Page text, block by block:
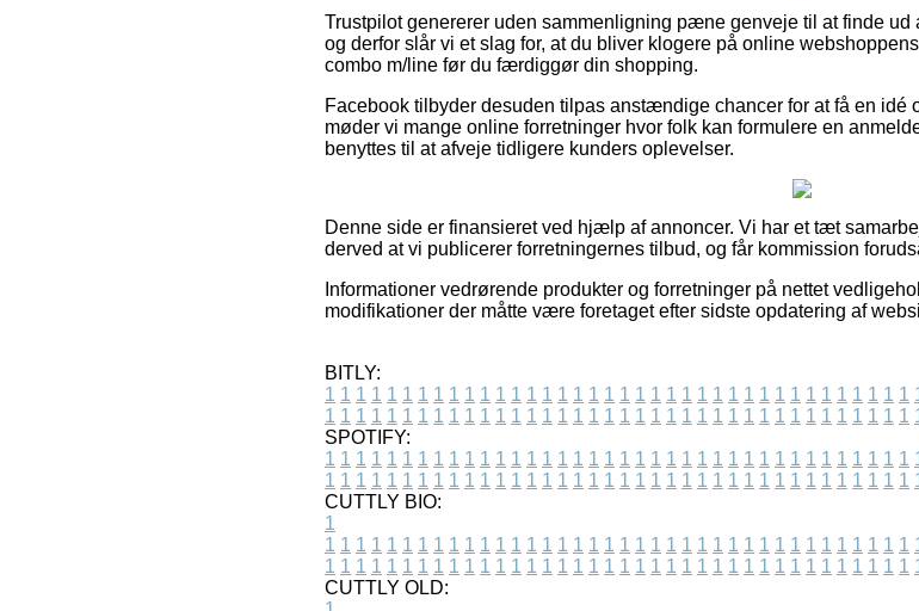
Trustpilot genererer uden sammenligning pæne genveje til at finde
og derfor slår vi et slag for, at du bliver klogere på online
combo m/line før du færdiggør din shopping.
Facebook tilbyder desuden tilpas anstændige chancer for at få en idé
møder vi mange online forretninger hvor folk kan formulere en
benyttes til at afveje tidligere kunders oplevelser.
Denne side er finansieret ved hjælp af annoncer. Vi har et tæt
derved at vi publicerer forretningernes tilbud, og får kommission
Informationer vedrørende produkter og forretninger på nettet
modifikationer der måtte være foretaget efter sidste opdatering af
BITLY:
1 1 1 1 1 1 1 1 1 1 1 1 1 1 1 1 1 1 1 1 1 1 1 1 1 1 1 1 1 1 1 1 1 1 1 1 1 1
1 1 1 1 1 1 1 1 1 1 1 1 1 1 1 1 1 1 1 1 1 1 1 1 1 1 1 1 1 1 1 1 1 1 1 1 1 1
SPOTIFY:
1 1 1 1 1 1 1 1 1 1 1 1 1 1 1 1 1 1 1 1 1 1 1 1 1 1 1 1 1 1 1 1 1 1 1 1 1 1
1 1 1 1 1 1 1 1 1 1 1 1 1 1 1 1 1 1 1 1 1 1 1 1 1 1 1 1 1 1 1 1 1 1 1 1 1 1
CUTTLY BIO:
1
1 1 1 1 1 1 1 1 1 1 1 1 1 1 1 1 1 1 1 1 1 1 1 1 1 1 1 1 1 1 1 1 1 1 1 1 1 1
1 1 1 1 1 1 1 1 1 1 1 1 1 1 1 1 1 1 1 1 1 1 1 1 1 1 1 1 1 1 1 1 1 1 1 1 1 1
CUTTLY OLD: